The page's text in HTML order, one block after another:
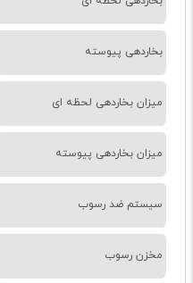
بخاردهی پیوسته
میزان بخاردهی لحظه ای
میزان بخاردهی پیوسته
سیستم ضد رسوب
مخزن رسوب